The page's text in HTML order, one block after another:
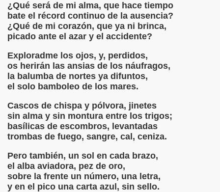
¿Qué será de mi alma, que hace tiempo
bate el récord continuo de la ausencia?
¿Qué de mi corazón, que ya ni brinca,
picado ante el azar y el accidente?
Exploradme los ojos, y, perdidos,
os herirán las ansias de los náufragos,
la balumba de nortes ya difuntos,
el solo bamboleo de los mares.
Cascos de chispa y pólvora, jinetes
sin alma y sin montura entre los trigos;
basílicas de escombros, levantadas
trombas de fuego, sangre, cal, ceniza.
Pero también, un sol en cada brazo,
el alba aviadora, pez de oro,
sobre la frente un número, una letra,
y en el pico una carta azul, sin sello.
AMOR